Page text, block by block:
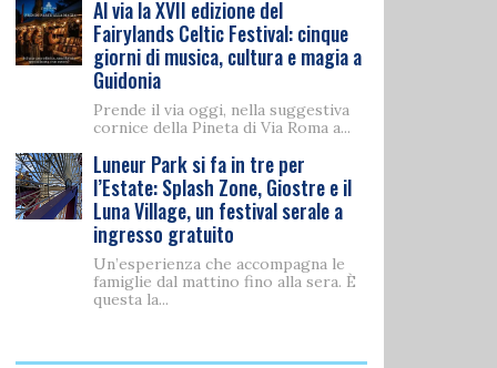
Al via la XVII edizione del
Fairylands Celtic Festival: cinque
giorni di musica, cultura e magia a
Guidonia
Prende il via oggi, nella suggestiva
cornice della Pineta di Via Roma a...
Luneur Park si fa in tre per
l’Estate: Splash Zone, Giostre e il
Luna Village, un festival serale a
ingresso gratuito
Un’esperienza che accompagna le
famiglie dal mattino fino alla sera. È
questa la...